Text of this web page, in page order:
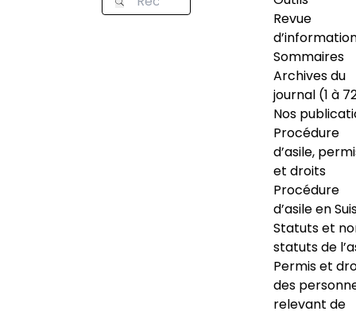
Revue
Sommaires
Archives du
journal (1 à
Nos
Procédure
d’asile,
et droits
Procédure
d’asile en
Statuts et
statuts de
Permis et
des
relevant de